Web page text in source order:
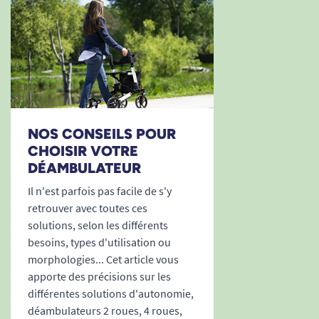
Vous souhaitez voir d'autres modèles de
déambulateurs ? Consultez nos catégories :
-Déambulateur
- Déambulateur 2 roues
Déambulateur 3 roues
-Déambulateur 4 roues
-Déambulateur pliable
Voir tous les produits pour m'aider à me déplacer.
12/10/2021
parfait et correspond à mon attente
A. Anonymous
1 2 3
NOS CONSEILS POUR
CHOISIR VOTRE
DÉAMBULATEUR
Il n'est parfois pas facile de s'y
retrouver avec toutes ces
solutions, selon les différents
besoins, types d'utilisation ou
morphologies... Cet article vous
apporte des précisions sur les
différentes solutions d'autonomie,
déambulateurs 2 roues, 4 roues,